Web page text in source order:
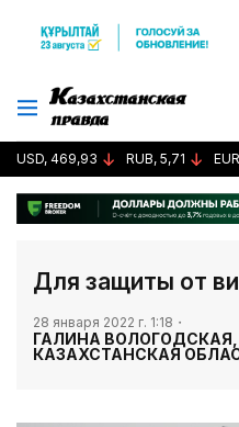
USD, 469,93 RUB, 5,71
Для защиты от
28 января 2022 г. 1:18
ГАЛИНА
КАЗАХСТАНСКАЯ